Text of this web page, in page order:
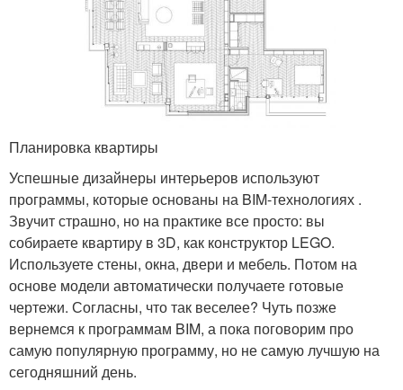
Планировка квартиры
Успешные дизайнеры интерьеров используют
программы, которые основаны на BIM-технологиях .
Звучит страшно, но на практике все просто: вы
собираете квартиру в 3D, как конструктор LEGO.
Используете стены, окна, двери и мебель. Потом на
основе модели автоматически получаете готовые
чертежи. Согласны, что так веселее? Чуть позже
вернемся к программам BIM, а пока поговорим про
самую популярную программу, но не самую лучшую на
сегодняшний день.